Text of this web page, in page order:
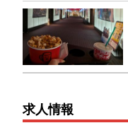
求人情報